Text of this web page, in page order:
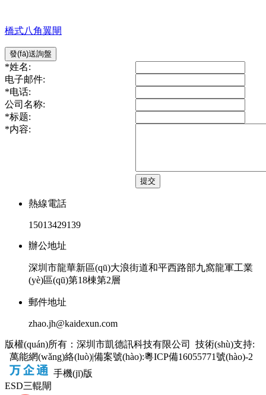
橋式八角翼閘
發(fā)送詢盤
*姓名:
电子邮件:
*电话:
公司名称:
*标题:
*内容:
提交
熱線電話
15013429139
辦公地址
深圳市龍華新區(qū)大浪街道和平西路部九窩龍軍工業
(yè)區(qū)第18棟第2層
郵件地址
zhao.jh@kaidexun.com
版權(quán)所有：深圳市凱德訊科技有限公司 技術(shù)支持:
萬能網(wǎng)絡(luò)|備案號(hào):粵ICP備16055771號(hào)-2
手機(jī)版
ESD三輥閘